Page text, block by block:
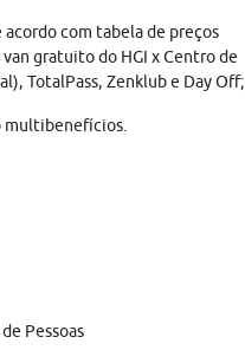
com tabela de preços
gratuito do HGI x Centro de
TotalPass, Zenklub e Day Off;
multibenefícios.
Pessoas